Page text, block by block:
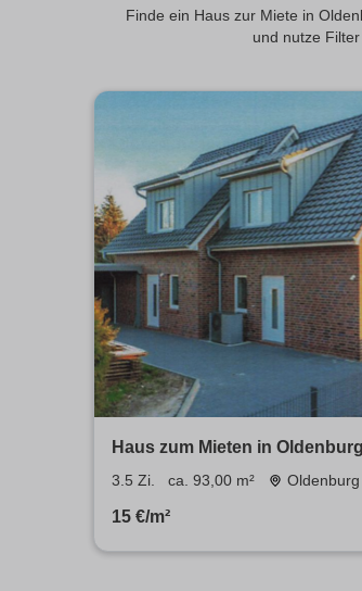
Finde ein Haus zur Miete in
und nutze
Haus zum Mieten in
3.5 Zi. ca. 93,00 m²
15 €/m²